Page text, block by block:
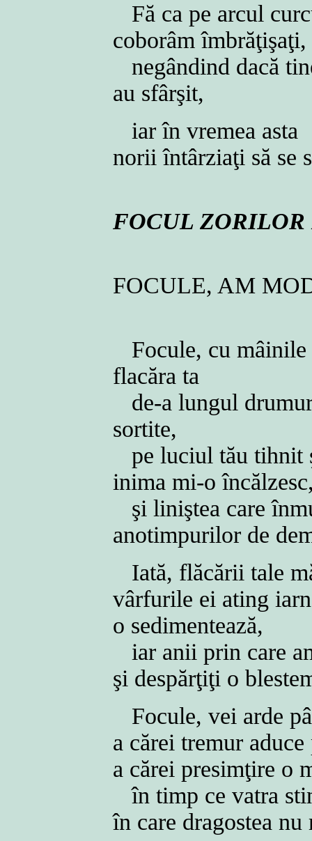
Fă ca pe arcul
coborâm îmbrăţişaţi,
negândind dacă
au sfârşit,
iar în vremea asta
norii întârziaţi să se
FOCUL
FOCULE, AM
Focule, cu
flacăra ta
de-a lungul
sortite,
pe luciul tău tihnit
inima mi-o
şi liniştea care
anotimpurilor de
Iată, flăcării tale
vârfurile ei ating
o sedimentează,
iar anii prin care
şi despărţiţi o
Focule, vei arde
a cărei tremur
a cărei presimţire o
în timp ce vatra
în care dragostea